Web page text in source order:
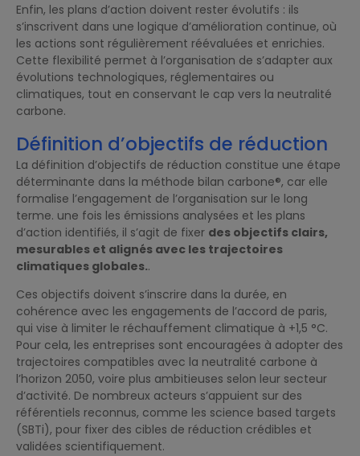
Enfin, les plans d’action doivent rester évolutifs : ils
s’inscrivent dans une logique d’amélioration continue, où
les actions sont régulièrement réévaluées et enrichies.
Cette flexibilité permet à l’organisation de s’adapter aux
évolutions technologiques, réglementaires ou
climatiques, tout en conservant le cap vers la neutralité
carbone.
Définition d’objectifs de réduction
La définition d’objectifs de réduction constitue une étape
déterminante dans la méthode bilan carbone®, car elle
formalise l’engagement de l’organisation sur le long
terme. une fois les émissions analysées et les plans
d’action identifiés, il s’agit de fixer des objectifs clairs,
mesurables et alignés avec les trajectoires
climatiques globales..
Ces objectifs doivent s’inscrire dans la durée, en
cohérence avec les engagements de l’accord de paris,
qui vise à limiter le réchauffement climatique à +1,5 °C.
Pour cela, les entreprises sont encouragées à adopter des
trajectoires compatibles avec la neutralité carbone à
l’horizon 2050, voire plus ambitieuses selon leur secteur
d’activité. De nombreux acteurs s’appuient sur des
référentiels reconnus, comme les science based targets
(SBTi), pour fixer des cibles de réduction crédibles et
validées scientifiquement.